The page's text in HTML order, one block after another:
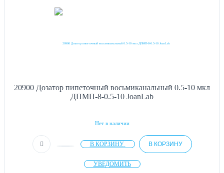
20900 Дозатор пипеточный восьмиканальный 0.5-10 мкл
ДПМП-8-0.5-10 JoanLab
Нет в наличии
В КОРЗИНУ В КОРЗИНУ
УВЕДОМИТЬ